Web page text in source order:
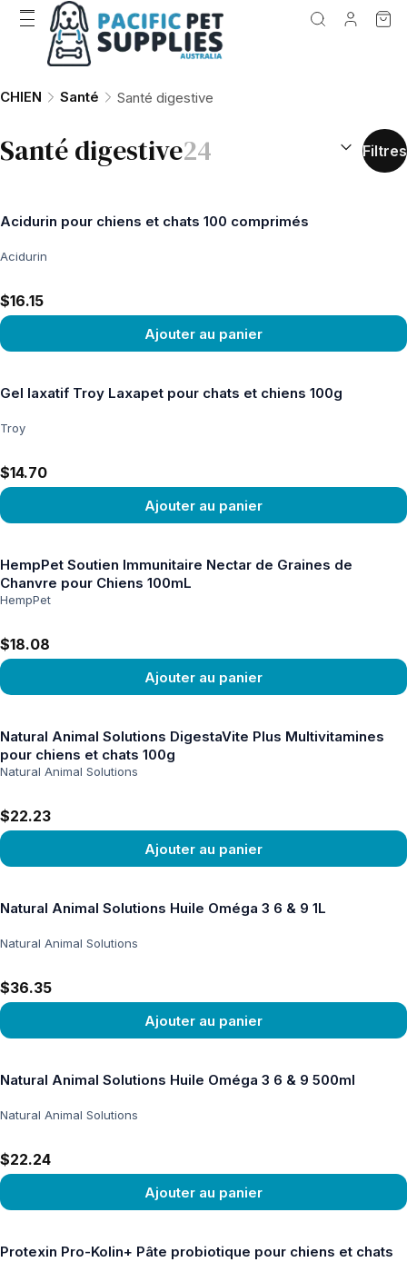
CHIEN Santé Santé digestive
Santé digestive24 TRIER PAR :
Filtres
Acidurin pour chiens et chats 100 comprimés
Acidurin
$16.15
Ajouter au panier
Gel laxatif Troy Laxapet pour chats et chiens 100g
Troy
$14.70
Ajouter au panier
HempPet Soutien Immunitaire Nectar de Graines de
Chanvre pour Chiens 100mL
HempPet
$18.08
Ajouter au panier
Natural Animal Solutions DigestaVite Plus Multivitamines
pour chiens et chats 100g
Natural Animal Solutions
$22.23
Ajouter au panier
Natural Animal Solutions Huile Oméga 3 6 & 9 1L
Natural Animal Solutions
$36.35
Ajouter au panier
Natural Animal Solutions Huile Oméga 3 6 & 9 500ml
Natural Animal Solutions
$22.24
Ajouter au panier
Protexin Pro-Kolin+ Pâte probiotique pour chiens et chats